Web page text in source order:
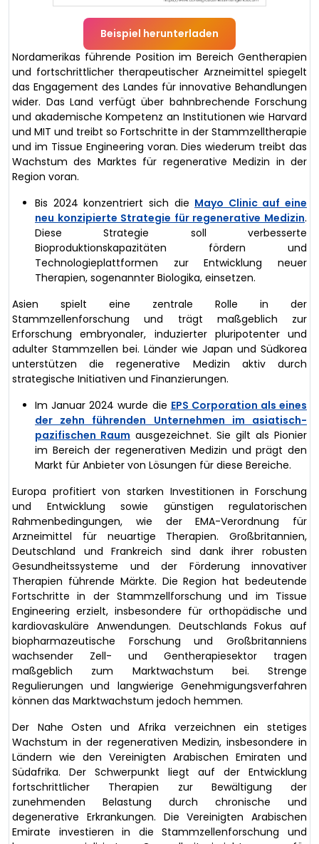
Beispiel herunterladen
Nordamerikas führende Position im Bereich Gentherapien
und fortschrittlicher therapeutischer Arzneimittel spiegelt
das Engagement des Landes für innovative Behandlungen
wider. Das Land verfügt über bahnbrechende Forschung
und akademische Kompetenz an Institutionen wie Harvard
und MIT und treibt so Fortschritte in der Stammzelltherapie
und im Tissue Engineering voran. Dies wiederum treibt das
Wachstum des Marktes für regenerative Medizin in der
Region voran.
Bis 2024 konzentriert sich die Mayo Clinic auf eine
neu konzipierte Strategie für regenerative Medizin.
Diese Strategie soll verbesserte
Bioproduktionskapazitäten fördern und
Technologieplattformen zur Entwicklung neuer
Therapien, sogenannter Biologika, einsetzen.
Asien spielt eine zentrale Rolle in der
Stammzellenforschung und trägt maßgeblich zur
Erforschung embryonaler, induzierter pluripotenter und
adulter Stammzellen bei. Länder wie Japan und Südkorea
unterstützen die regenerative Medizin aktiv durch
strategische Initiativen und Finanzierungen.
Im Januar 2024 wurde die EPS Corporation als eines
der zehn führenden Unternehmen im asiatisch-
pazifischen Raum ausgezeichnet. Sie gilt als Pionier
im Bereich der regenerativen Medizin und prägt den
Markt für Anbieter von Lösungen für diese Bereiche.
Europa profitiert von starken Investitionen in Forschung
und Entwicklung sowie günstigen regulatorischen
Rahmenbedingungen, wie der EMA-Verordnung für
Arzneimittel für neuartige Therapien. Großbritannien,
Deutschland und Frankreich sind dank ihrer robusten
Gesundheitssysteme und der Förderung innovativer
Therapien führende Märkte. Die Region hat bedeutende
Fortschritte in der Stammzellforschung und im Tissue
Engineering erzielt, insbesondere für orthopädische und
kardiovaskuläre Anwendungen. Deutschlands Fokus auf
biopharmazeutische Forschung und Großbritanniens
wachsender Zell- und Gentherapiesektor tragen
maßgeblich zum Marktwachstum bei. Strenge
Regulierungen und langwierige Genehmigungsverfahren
können das Marktwachstum jedoch hemmen.
Der Nahe Osten und Afrika verzeichnen ein stetiges
Wachstum in der regenerativen Medizin, insbesondere in
Ländern wie den Vereinigten Arabischen Emiraten und
Südafrika. Der Schwerpunkt liegt auf der Entwicklung
fortschrittlicher Therapien zur Bewältigung der
zunehmenden Belastung durch chronische und
degenerative Erkrankungen. Die Vereinigten Arabischen
Emirate investieren in die Stammzellenforschung und